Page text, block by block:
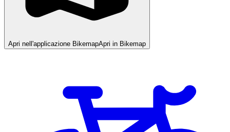
Apri nell'applicazione BikemapApri in Bikemap